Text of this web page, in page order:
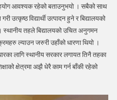
आवश्यक रहेको बताउनुभयो । सबैको साथ
उत्कृष्ठ विद्यार्थी उत्पादन हुने र बिद्यालयको
स्थानीय तहले बिद्यालयको उचित अनुगमन
ल्याउन जरुरी उहाँको धारणा थियो ।
लागि स्थानीय सरकार लगायत तिनै तहका
क्षेत्रमा अझै धेरै काम गर्न बाँकी रहेको